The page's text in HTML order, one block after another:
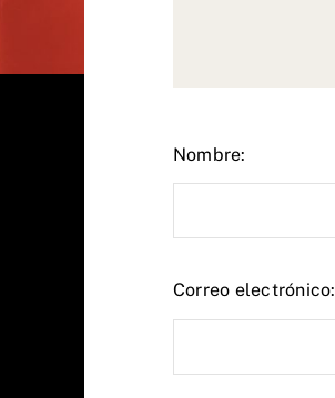
Nombre:
Correo electrónico: